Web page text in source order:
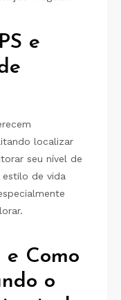
e
localizar
seu nível de
de vida
e Como
o